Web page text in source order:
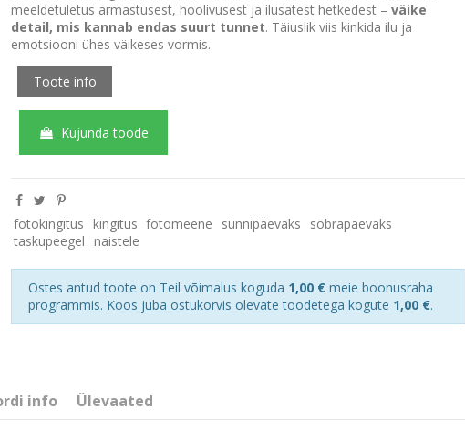
meeldetuletus armastusest, hoolivusest ja ilusatest hetkedest –väike
detail, mis kannab endas suurt tunnet. Täiuslik viis kinkida ilu ja
emotsiooni ühes väikeses vormis.
Toote info
Kujunda toode
fotokingitus kingitus fotomeene sünnipäevaks
sõbrapäevaks
taskupeegel naistele
Ostes antud toote on Teil võimalus koguda 1,00 €meie boonusraha
programmis. Koos juba ostukorvis olevate toodetega kogute 1,00 €.
info Ülevaated